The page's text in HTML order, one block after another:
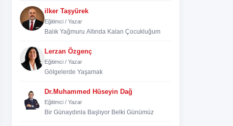
ilker Taşyürek
Eğitimci / Yazar
Balık Yağmuru Altında Kalan Çocukluğum
Lerzan Özgenç
Eğitimci / Yazar
Gölgelerde Yaşamak
Dr.Muhammed Hüseyin Dağ
Eğitimci / Yazar
Bir Günaydınla Başlıyor Belki Günümüz